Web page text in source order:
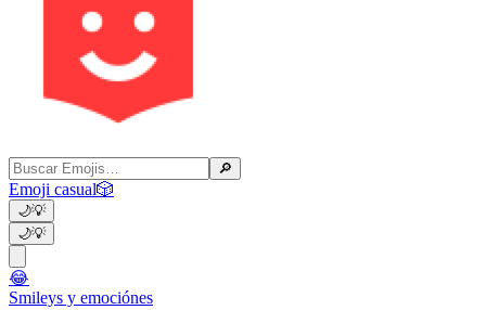
🔎
Emoji casual🎲
🌙💡
🌙💡
😂
Smileys y emociónes